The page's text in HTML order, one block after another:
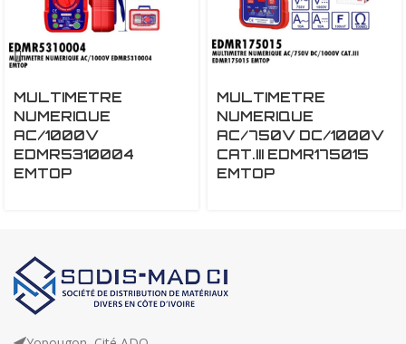
MULTIMETRE
NUMERIQUE
AC/1000V
EDMR5310004
EMTOP
MULTIMETRE
NUMERIQUE
AC/750V DC/1000V
CAT.III EDMR175015
EMTOP